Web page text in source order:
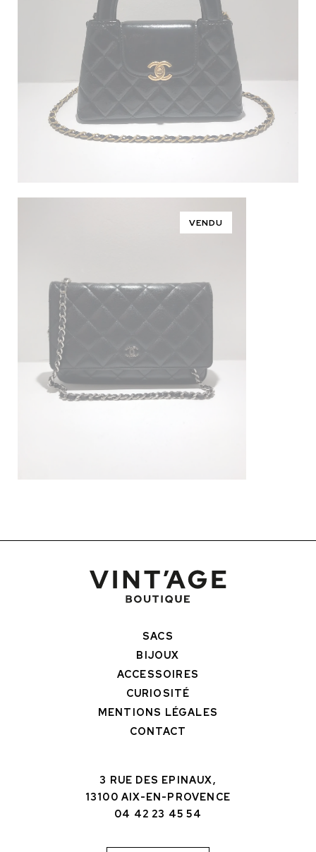
VENDU
SACS
BIJOUX
ACCESSOIRES
CURIOSITÉ
MENTIONS LÉGALES
CONTACT
3 RUE DES EPINAUX,
13100 AIX-EN-PROVENCE
04 42 23 45 54